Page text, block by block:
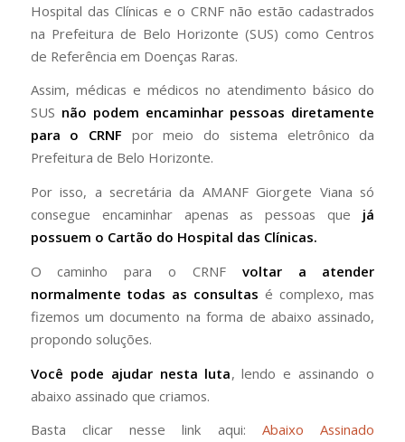
Hospital das Clínicas e o CRNF não estão cadastrados
na Prefeitura de Belo Horizonte (SUS) como Centros
de Referência em Doenças Raras.
Assim, médicas e médicos no atendimento básico do
SUS não podem encaminhar pessoas diretamente
para o CRNF por meio do sistema eletrônico da
Prefeitura de Belo Horizonte.
Por isso, a secretária da AMANF Giorgete Viana só
consegue encaminhar apenas as pessoas que já
possuem o Cartão do Hospital das Clínicas.
O caminho para o CRNF voltar a atender
normalmente todas as consultas é complexo, mas
fizemos um documento na forma de abaixo assinado,
propondo soluções.
Você pode ajudar nesta luta, lendo e assinando o
abaixo assinado que criamos.
Basta clicar nesse link aqui:Abaixo Assinado